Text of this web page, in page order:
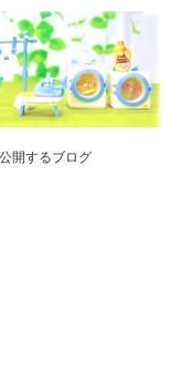
開するブログ